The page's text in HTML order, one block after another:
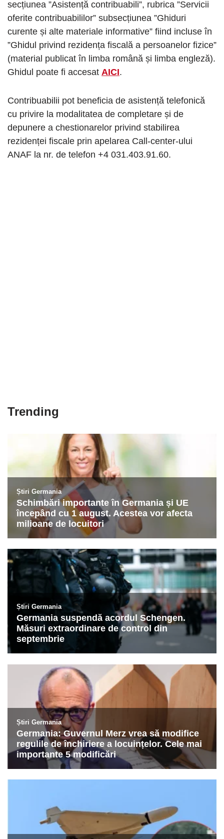
secțiunea ”Asistență contribuabili”, rubrica ”Servicii
oferite contribuabililor” subsecțiunea ”Ghiduri
curente și alte materiale informative” fiind incluse în
”Ghidul privind rezidența fiscală a persoanelor fizice”
(material publicat în limba română și limba engleză).
Ghidul poate fi accesat AICI.
Contribuabilii pot beneficia de asistență telefonică
cu privire la modalitatea de completare și de
depunere a chestionarelor privind stabilirea
rezidenței fiscale prin apelarea Call-center-ului
ANAF la nr. de telefon +4 031.403.91.60.
Trending